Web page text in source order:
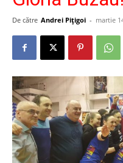
De către Andrei Pițigoi - martie